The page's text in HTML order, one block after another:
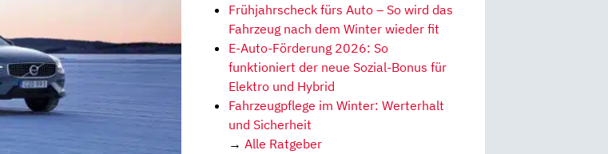
Frühjahrscheck fürs Auto – So wird das
Fahrzeug nach dem Winter wieder fit
E-Auto-Förderung 2026: So
funktioniert der neue Sozial-Bonus für
Elektro und Hybrid
Fahrzeugpflege im Winter: Werterhalt
und Sicherheit
→ Alle Ratgeber